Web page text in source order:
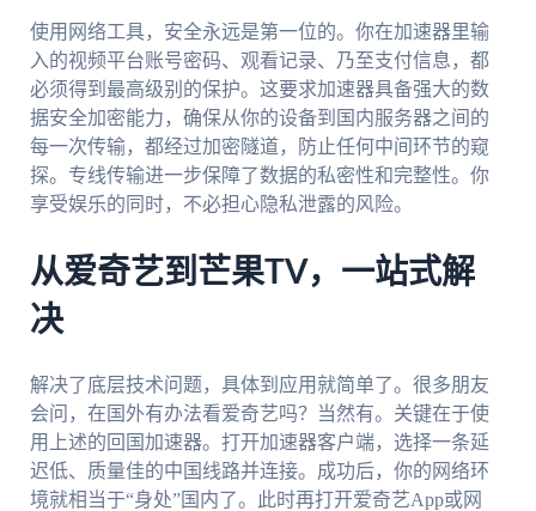
使用网络工具，安全永远是第一位的。你在加速器里输
入的视频平台账号密码、观看记录、乃至支付信息，都
必须得到最高级别的保护。这要求加速器具备强大的数
据安全加密能力，确保从你的设备到国内服务器之间的
每一次传输，都经过加密隧道，防止任何中间环节的窥
探。专线传输进一步保障了数据的私密性和完整性。你
享受娱乐的同时，不必担心隐私泄露的风险。
从爱奇艺到芒果TV，一站式解
决
解决了底层技术问题，具体到应用就简单了。很多朋友
会问，在国外有办法看爱奇艺吗？当然有。关键在于使
用上述的回国加速器。打开加速器客户端，选择一条延
迟低、质量佳的中国线路并连接。成功后，你的网络环
境就相当于“身处”国内了。此时再打开爱奇艺App或网